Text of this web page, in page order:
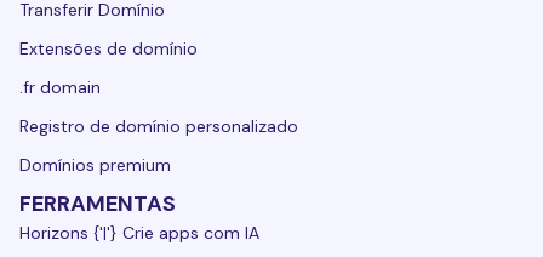
Transferir Domínio
Extensões de domínio
.fr domain
Registro de domínio personalizado
Domínios premium
FERRAMENTAS
Horizons {'|'} Crie apps com IA